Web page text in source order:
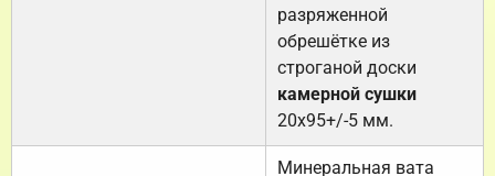
разряженной
обрешётке из
строганой доски
камерной сушки
20х95+/-5 мм.
Минеральная вата